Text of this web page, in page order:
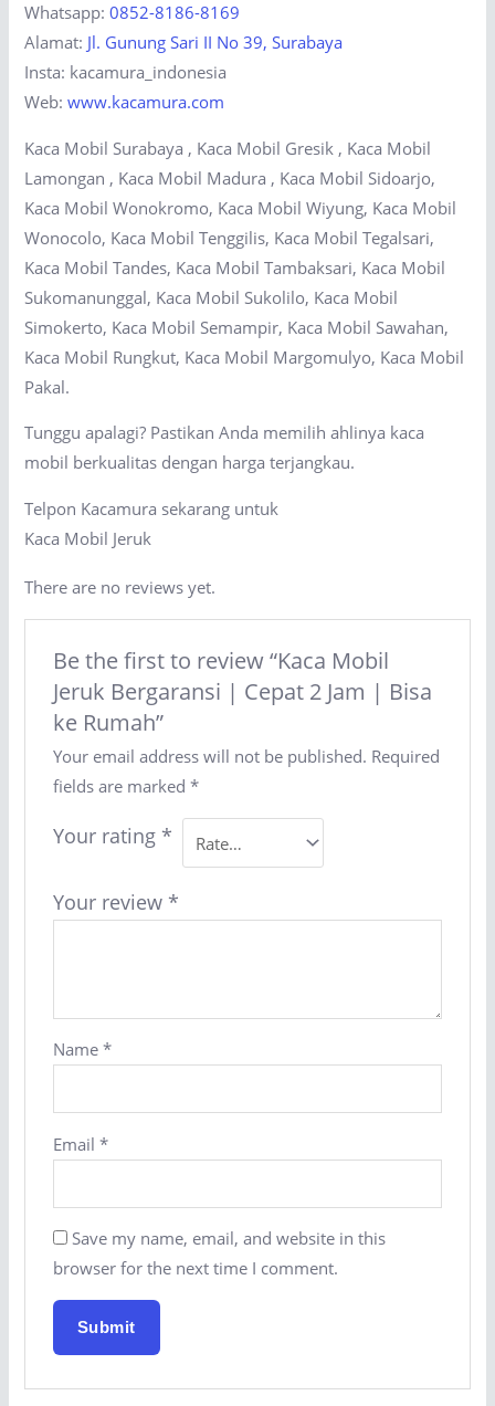
Whatsapp:0852-8186-8169
Alamat: Jl. Gunung Sari II No 39, Surabaya
Insta: kacamura_indonesia
Web:www.kacamura.com
Kaca Mobil Surabaya , Kaca Mobil Gresik , Kaca Mobil
Lamongan , Kaca Mobil Madura , Kaca Mobil Sidoarjo,
Kaca Mobil Wonokromo, Kaca Mobil Wiyung, Kaca Mobil
Wonocolo, Kaca Mobil Tenggilis, Kaca Mobil Tegalsari,
Kaca Mobil Tandes, Kaca Mobil Tambaksari, Kaca Mobil
Sukomanunggal, Kaca Mobil Sukolilo, Kaca Mobil
Simokerto, Kaca Mobil Semampir, Kaca Mobil Sawahan,
Kaca Mobil Rungkut, Kaca Mobil Margomulyo, Kaca Mobil
Pakal.
Tunggu apalagi? Pastikan Anda memilih ahlinya kaca
mobil berkualitas dengan harga terjangkau.
Telpon Kacamura sekarang untuk
Kaca Mobil Jeruk
There are no reviews yet.
Be the first to review “Kaca Mobil
Jeruk Bergaransi | Cepat 2 Jam | Bisa
ke Rumah”
Your email address will not be published. Required
fields are marked *
Your rating *
Your review *
Name *
Email *
Save my name, email, and website in this
browser for the next time I comment.